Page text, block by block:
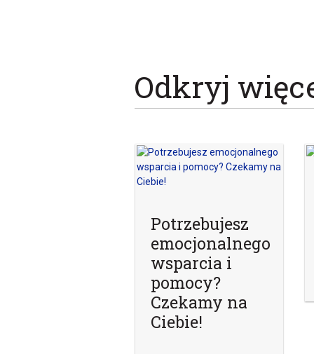
Odkryj
Potrzebujesz
emocjonalnego
wsparcia i
pomocy?
Czekamy na
Ciebie!